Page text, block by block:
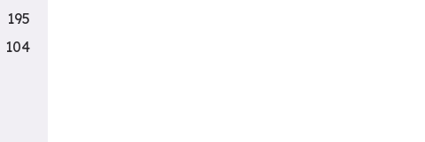
195
104